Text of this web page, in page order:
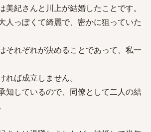
美紀さんと川上が結婚したことです。
人っぽくて綺麗で、密かに狙っていた
それぞれが決めることであって、私一
ば成立しません。
知しているので、同僚として二人の結